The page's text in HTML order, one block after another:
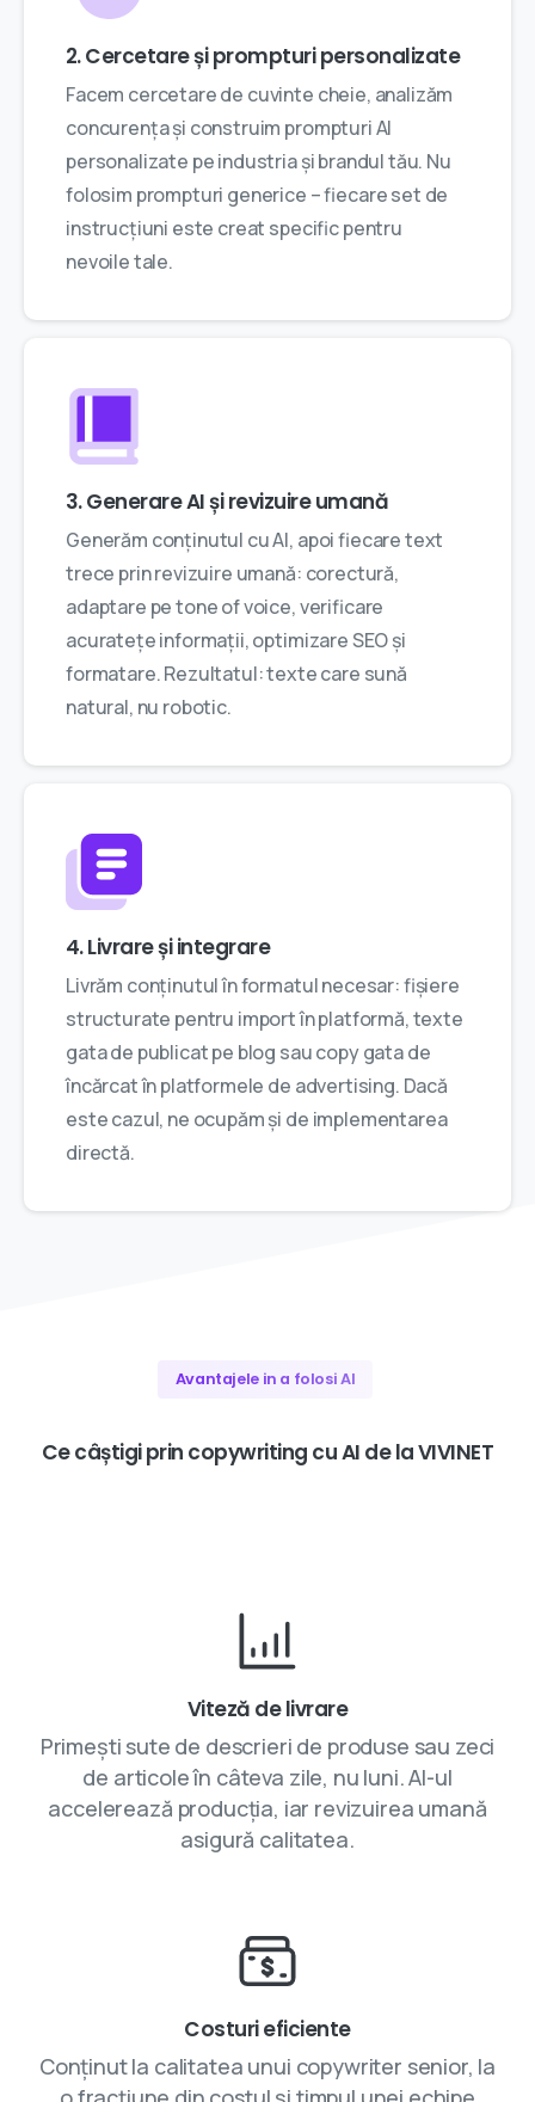
2. Cercetare și prompturi personalizate
Facem cercetare de cuvinte cheie, analizăm
concurența și construim prompturi AI
personalizate pe industria și brandul tău. Nu
folosim prompturi generice – fiecare set de
instrucțiuni este creat specific pentru
nevoile tale.
3. Generare AI și revizuire umană
Generăm conținutul cu AI, apoi fiecare text
trece prin revizuire umană: corectură,
adaptare pe tone of voice, verificare
acuratețe informații, optimizare SEO și
formatare. Rezultatul: texte care sună
natural, nu robotic.
4. Livrare și integrare
Livrăm conținutul în formatul necesar: fișiere
structurate pentru import în platformă, texte
gata de publicat pe blog sau copy gata de
încărcat în platformele de advertising. Dacă
este cazul, ne ocupăm și de implementarea
directă.
Avantajele in a folosi AI
Cecâștigiprin copywriting cuAI de laVIVINET
Viteză de livrare
Primești sute de descrieri de produse sau zeci
de articole în câteva zile, nu luni. AI-ul
accelerează producția, iar revizuirea umană
asigură calitatea.
Costuri eficiente
Conținut la calitatea unui copywriter senior, la